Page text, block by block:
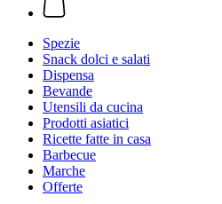
Spezie
Snack dolci e salati
Dispensa
Bevande
Utensili da cucina
Prodotti asiatici
Ricette fatte in casa
Barbecue
Marche
Offerte